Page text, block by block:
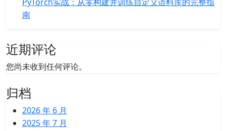
南
近期评论
您尚未收到任何评论。
归档
2026 年 6 月
2025 年 7 月